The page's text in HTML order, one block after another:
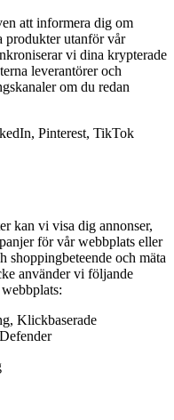
att informera dig om
produkter utanför vår
vi dina krypterade
leverantörer och
om du redan
Pinterest, TikTok
kan vi visa dig annonser,
för vår webbplats eller
shoppingbeteende och mäta
använder vi följande
Klickbaserade